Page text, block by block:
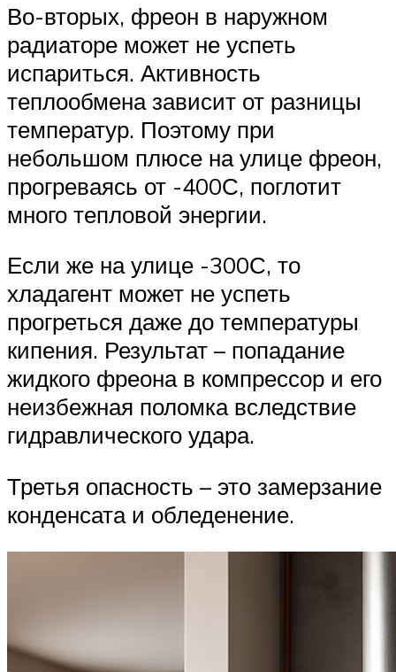
Во-вторых, фреон в наружном
радиаторе может не успеть
испариться. Активность
теплообмена зависит от разницы
температур. Поэтому при
небольшом плюсе на улице фреон,
прогреваясь от -400С, поглотит
много тепловой энергии.
Если же на улице -300С, то
хладагент может не успеть
прогреться даже до температуры
кипения. Результат – попадание
жидкого фреона в компрессор и его
неизбежная поломка вследствие
гидравлического удара.
Третья опасность – это замерзание
конденсата и обледенение.